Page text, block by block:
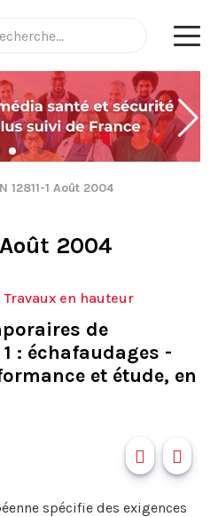
12811-1 Août 2004
Août 2004
Travaux en hauteur
de
: échafaudages -
et étude, en
spécifie des exigences